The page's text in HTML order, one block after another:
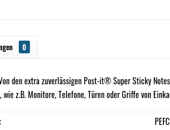
0
den extra zuverlässigen Post-it® Super Sticky
z.B. Monitore, Telefone, Türen oder Griffe von
PEFC